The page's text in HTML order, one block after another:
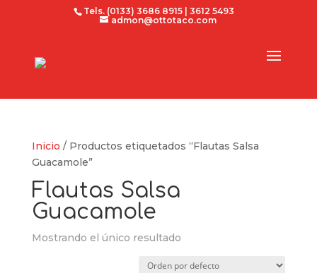
Tels. (0133) 3686 8915 | 3612 5493
admon@ottotaco.com
Inicio / Productos etiquetados “Flautas Salsa
Guacamole”
Flautas Salsa
Guacamole
Mostrando el único resultado